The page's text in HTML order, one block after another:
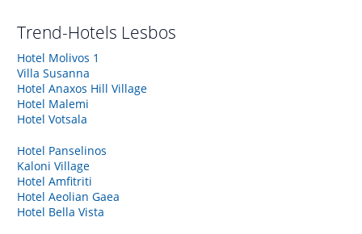
Trend-Hotels Lesbos
Hotel Molivos 1
Villa Susanna
Hotel Anaxos Hill Village
Hotel Malemi
Hotel Votsala
Hotel Panselinos
Kaloni Village
Hotel Amfitriti
Hotel Aeolian Gaea
Hotel Bella Vista